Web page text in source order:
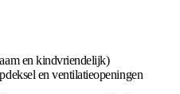
en kindvriendelijk)
en ventilatieopeningen